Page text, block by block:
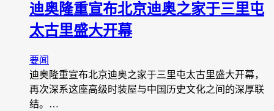
迪奥隆重宣布北京迪奥之家于三里屯
太古里盛大开幕
要闻
迪奥隆重宣布北京迪奥之家于三里屯太古里盛大开幕，
再次深系这座高级时装屋与中国历史文化之间的深厚联
结。…